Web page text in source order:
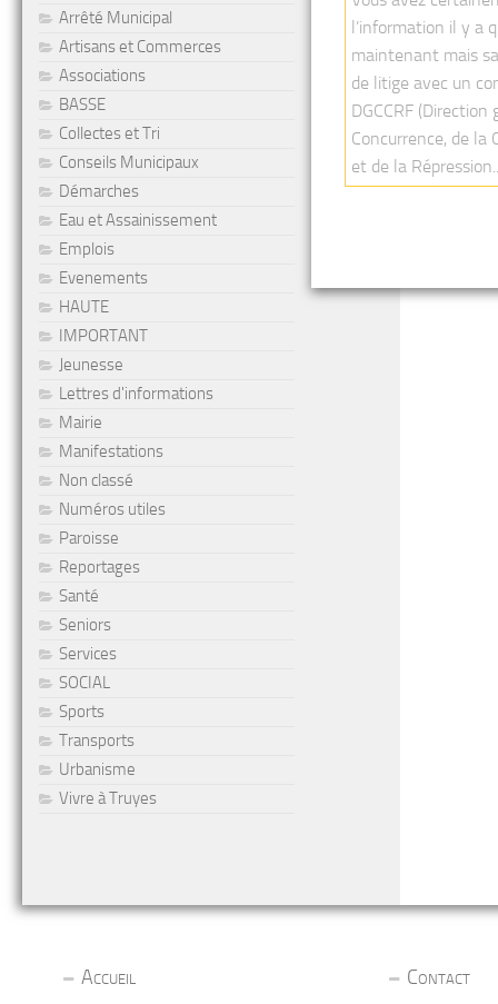
l’information il y a
maintenant mais
de litige avec un
DGCCRF (Direction
Concurrence, de la
et de la
Arrêté Municipal
Artisans et Commerces
Associations
BASSE
Collectes et Tri
Conseils Municipaux
Démarches
Eau et Assainissement
Emplois
Evenements
HAUTE
IMPORTANT
Jeunesse
Lettres d'informations
Mairie
Manifestations
Non classé
Numéros utiles
Paroisse
Reportages
Santé
Seniors
Services
SOCIAL
Sports
Transports
Urbanisme
Vivre à Truyes
Accueil
Contact